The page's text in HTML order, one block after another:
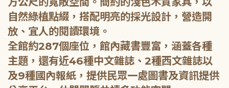
自然綠植點綴，搭配明亮的採光設計，營造開
放、宜人的閱讀環境。
全館約287個座位，館內藏書豐富，涵蓋各種
主題，還有近46種中文雜誌、2種西文雜誌以
及9種國內報紙，提供民眾一處圖書及資訊提供